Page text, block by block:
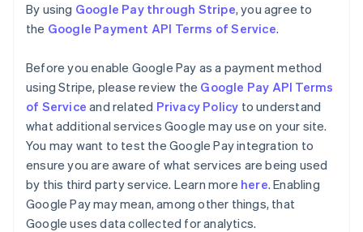
By using Google Pay through Stripe, you agree to
the Google Payment API Terms of Service.
Before you enable Google Pay as a payment method
using Stripe, please review the Google Pay API Terms
of Service and related Privacy Policy to understand
what additional services Google may use on your site.
You may want to test the Google Pay integration to
ensure you are aware of what services are being used
by this third party service. Learn more here. Enabling
Google Pay may mean, among other things, that
Google uses data collected for analytics.
Danimarca
English
English
Estonia
Finlandia
Francia
Français English
Germania
DeutschEnglish
Giappone